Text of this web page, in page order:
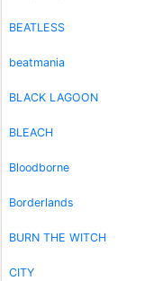
BEATLESS
beatmania
BLACK LAGOON
BLEACH
Bloodborne
Borderlands
BURN THE WITCH
CITY